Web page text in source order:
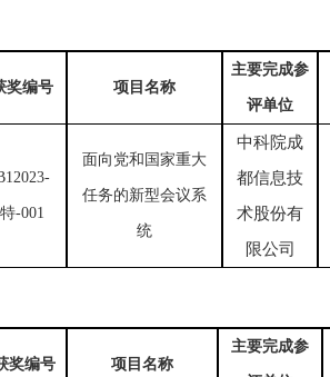
奖编号 项目名称
主要完成参
评单位
12023-
特-001
面向党和国家重大
任务的新型会议系
统
中科院成
都信息技
术股份有
限公司
奖编号 项目名称
主要完成参